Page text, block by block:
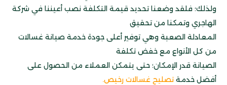
ولذلك؛ فلقد وضعنا تحديد قيمة التكلفة نصب أعيننا في شركة
الهاجري وتمكنا من تحقيق
المعادلة الصعبة وهي توفير أعلى جودة خدمة صيانة غسالات
من كل الأنواع مع خفض تكلفة
الصيانة قدر الإمكان؛ حتى يتمكن العملاء من الحصول على
أفضل خدمة تصليح غسالات رخيص.